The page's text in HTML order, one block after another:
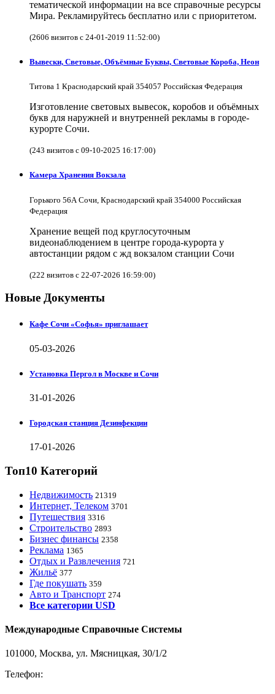
тематической информации на все справочные ресурсы
Мира. Рекламируйтесь бесплатно или с приоритетом.
(2606 визитов с 24-01-2019 11:52:00)
Вывески, Световые, Объёмные Буквы, Световые Короба, Неон
Титова 1 Краснодарский край 354057 Российская Федерация
Изготовление световых вывесок, коробов и объёмных
букв для наружней и внутренней рекламы в городе-
курорте Сочи.
(243 визитов с 09-10-2025 16:17:00)
Камера Хранения Вокзала
Горького 56А Сочи, Краснодарский край 354000 Российская
Федерация
Хранение вещей под круглосуточным
видеонаблюдением в центре города-курорта у
автостанции рядом с жд вокзалом станции Сочи
(222 визитов с 22-07-2026 16:59:00)
Новые Документы
Кафе Сочи «Софья» приглашает
05-03-2026
Установка Пергол в Москве и Сочи
31-01-2026
Городская станция Дезинфекции
17-01-2026
Топ10 Категорий
Недвижимость 21319
Интернет, Телеком 3701
Путешествия 3316
Строительство 2893
Бизнес финансы 2358
Реклама 1365
Отдых и Развлечения 721
Жильё 377
Где покушать 359
Авто и Транспорт 274
Все категории USD
Международные Справочные Системы
101000, Москва, ул. Мясницкая, 30/1/2
Телефон: